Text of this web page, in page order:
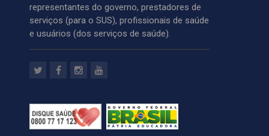
representantes do governo, prestadores de
serviços (para o SUS), profissionais de saúde
e usuários (dos serviços de saúde).